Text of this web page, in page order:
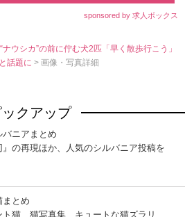
sponsored by 求人ボックス
“ナウシカ”の前に佇む犬2匹「早く散歩行こう」
話題に> 画像・写真詳細
ックアップ
ニアまとめ
』の再現ほか、人気のシルバニア投稿を
まとめ
ト猫、猫写真集…キュートな猫ズラリ